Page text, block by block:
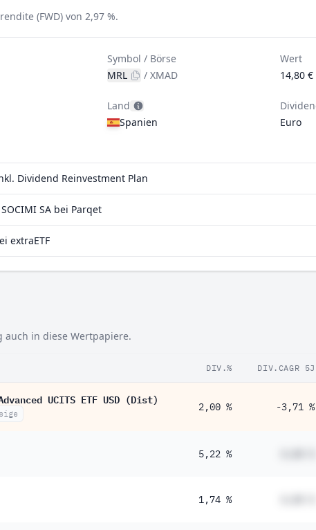
(FWD) von 2,97 %.
Symbol / Börse
MRL
/XMAD
Wert
14,80 €
Land
Spanien
Euro
Dividend Reinvestment Plan
SA bei Parqet
extraETF
auch in diese Wertpapiere.
DIV.% DIV.CAGR 5J
UCITS ETF USD (Dist)
2,00 % -3,71 %
5,22 %
1,74 %